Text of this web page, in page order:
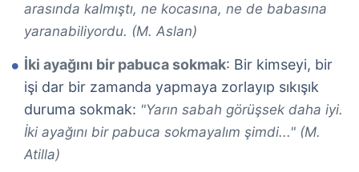
arasında kalmıştı, ne kocasına, ne de babasına
yaranabiliyordu. (M. Aslan)
İki ayağını bir pabuca sokmak: Bir kimseyi, bir
işi dar bir zamanda yapmaya zorlayıp sıkışık
duruma sokmak: "Yarın sabah görüşsek daha iyi.
İki ayağını bir pabuca sokmayalım şimdi..." (M.
Atilla)